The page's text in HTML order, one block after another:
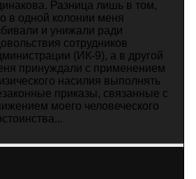
Разница лишь в том,
в одной колонии меня
и унижали ради
сотрудников
(ИК-9), а в другой
принуждали с применением
насилия выполнять
приказы, связанные с
моего человеческого